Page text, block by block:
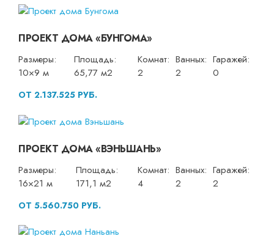
ПРОЕКТ ДОМА «БУНГОМА»
Размеры:
10×9 м
Площадь:
65,77 м2
Комнат:
2
Ванных:
2
Гаражей:
0
ОТ 2.137.525 РУБ.
ПРОЕКТ ДОМА «ВЭНЬШАНЬ»
Размеры:
16×21 м
Площадь:
171,1 м2
Комнат:
4
Ванных:
2
Гаражей:
2
ОТ 5.560.750 РУБ.